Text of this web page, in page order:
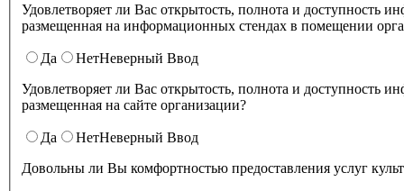
Удовлетворяет ли Вас открытость, полнота и доступность информации о деятельности в культурно-досуговом центре "Губернский" ,
размещенная на информационных стендах в помещении
Да НетНеверный Ввод
Удовлетворяет ли Вас открытость, полнота и доступность информации о деятельности культурно-досугового центра "Губернский" ,
размещенная на сайте организации?
Да НетНеверный Ввод
Довольны ли Вы комфортностью предоставления услуг